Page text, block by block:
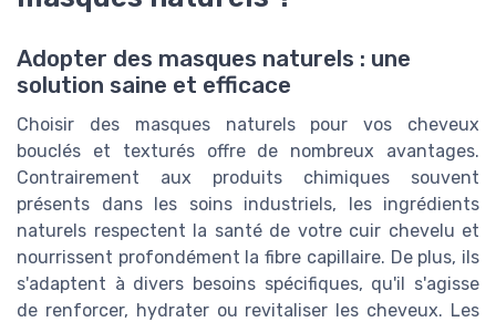
Adopter des masques naturels : une
solution saine et efficace
Choisir des masques naturels pour vos cheveux
bouclés et texturés offre de nombreux avantages.
Contrairement aux produits chimiques souvent
présents dans les soins industriels, les ingrédients
naturels respectent la santé de votre cuir chevelu et
nourrissent profondément la fibre capillaire. De plus, ils
s'adaptent à divers besoins spécifiques, qu'il s'agisse
de renforcer, hydrater ou revitaliser les cheveux. Les